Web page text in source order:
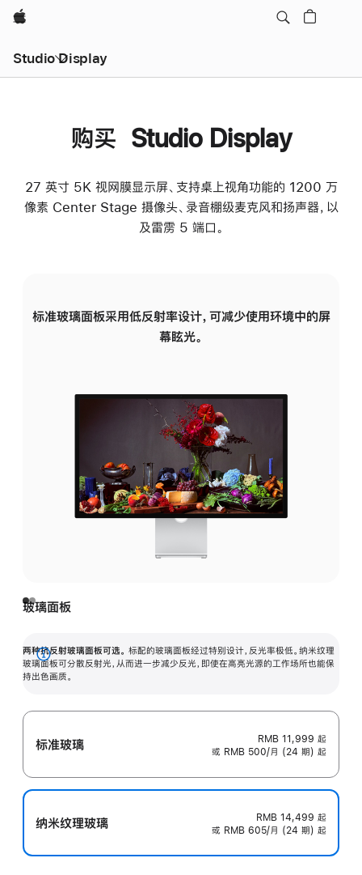
Apple
Studio Display
购买 Studio Display
27 英寸 5K 视网膜显示屏、支持桌上视角功能的 1200 万
像素 Center Stage 摄像头、录音棚级麦克风和扬声器，以
及雷雳 5 端口。
标准玻璃面板采用低反射率设计，可减少使用环境中的屏
幕眩光。
玻璃面板
两种抗反射玻璃面板可选。 标配的玻璃面板经过特别设计，反光率极低。纳米纹理
玻璃面板可分散反射光，从而进一步减少反光，即使在高亮光源的工作场所也能保
持出色画质。
展
开
标准玻璃 RMB 11,999 起
或 RMB 500/月 (24 期) 起
纳米纹理玻璃 RMB 14,499 起
或 RMB 605/月 (24 期) 起